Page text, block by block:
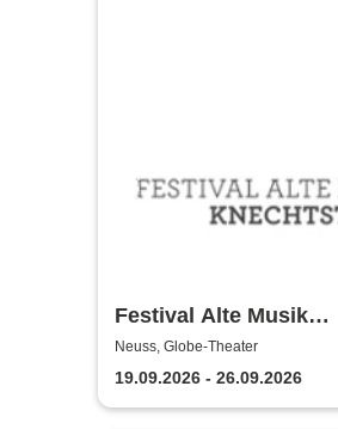
Festival Alte Musik
Knechtsteden
Neuss, Globe-Theater
19.09.2026 - 26.09.2026